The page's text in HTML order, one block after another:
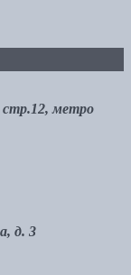
стр.12, метро
д. 3